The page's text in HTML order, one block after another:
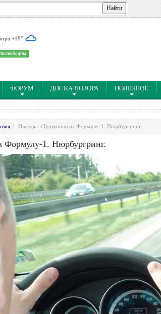
+19°
свободны
ФОРУМ ДОСКА ПОЗОРА ПОЛЕЗНОЕ
Поездка в Германию на Формулу-1. Нюрбургринг.
Формулу-1. Нюрбургринг.